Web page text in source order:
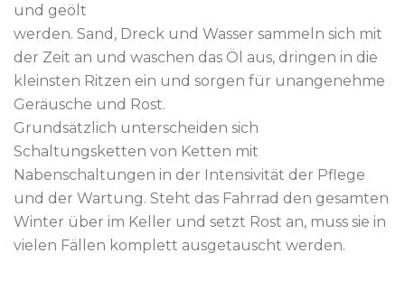
und geölt
werden. Sand, Dreck und Wasser sammeln sich mit
der Zeit an und waschen das Öl aus, dringen in die
kleinsten Ritzen ein und sorgen für unangenehme
Geräusche und Rost.
Grundsätzlich unterscheiden sich
Schaltungsketten von Ketten mit
Nabenschaltungen in der Intensivität der Pflege
und der Wartung. Steht das Fahrrad den gesamten
Winter über im Keller und setzt Rost an, muss sie in
vielen Fällen komplett ausgetauscht werden.